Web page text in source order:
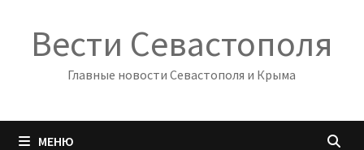
содержимому
Вести Севастополя
Главные новости Севастополя и Крыма
МЕНЮ